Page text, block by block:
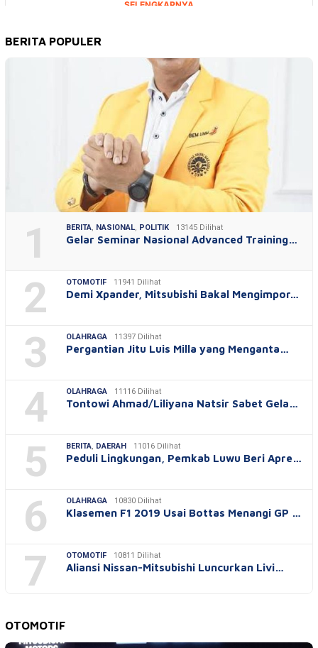
BERITA POPULER
1 BERITA, NASIONAL, POLITIK 13145 Dilihat
Gelar Seminar Nasional Advanced Training…
2 OTOMOTIF 11941 Dilihat
Demi Xpander, Mitsubishi Bakal Mengimpor…
3 OLAHRAGA 11397 Dilihat
Pergantian Jitu Luis Milla yang Menganta…
4 OLAHRAGA 11116 Dilihat
Tontowi Ahmad/Liliyana Natsir Sabet Gela…
5 BERITA, DAERAH 11016 Dilihat
Peduli Lingkungan, Pemkab Luwu Beri Apre…
6 OLAHRAGA 10830 Dilihat
Klasemen F1 2019 Usai Bottas Menangi GP …
7 OTOMOTIF 10811 Dilihat
Aliansi Nissan-Mitsubishi Luncurkan Livi…
OTOMOTIF